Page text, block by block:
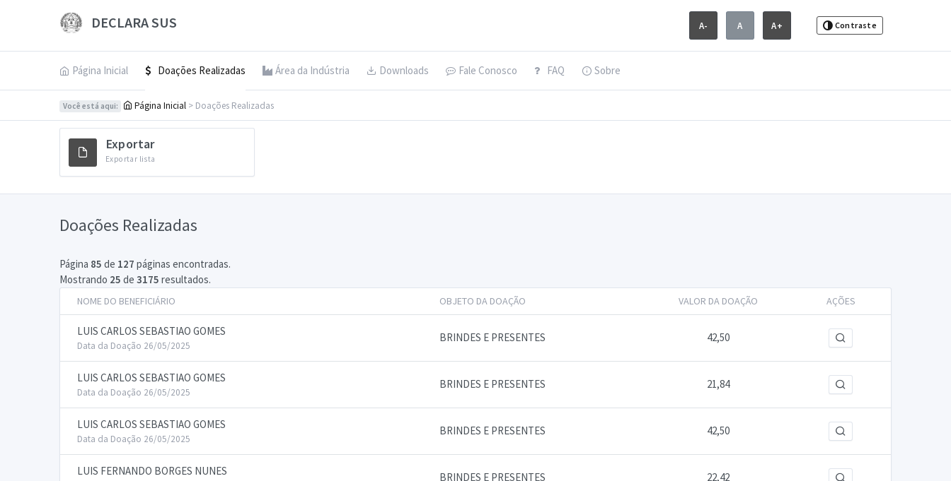
DECLARA SUS A- A A+ Contraste
Página Inicial Doações Realizadas Área da Indústria Downloads Fale Conosco FAQ Sobre
Você está aqui: Página Inicial > Doações Realizadas
Exportar
Exportar lista
Doações Realizadas
Página 85 de 127 páginas encontradas.
Mostrando 25 de 3175 resultados.
NOME DO BENEFICIÁRIO OBJETO DA DOAÇÃO VALOR DA DOAÇÃO AÇÕES
LUIS CARLOS SEBASTIAO GOMES
Data da Doação 26/05/2025
BRINDES E PRESENTES 42,50
LUIS CARLOS SEBASTIAO GOMES
Data da Doação 26/05/2025
BRINDES E PRESENTES 21,84
LUIS CARLOS SEBASTIAO GOMES
Data da Doação 26/05/2025
BRINDES E PRESENTES 42,50
LUIS FERNANDO BORGES NUNES BRINDES E PRESENTES 22,42